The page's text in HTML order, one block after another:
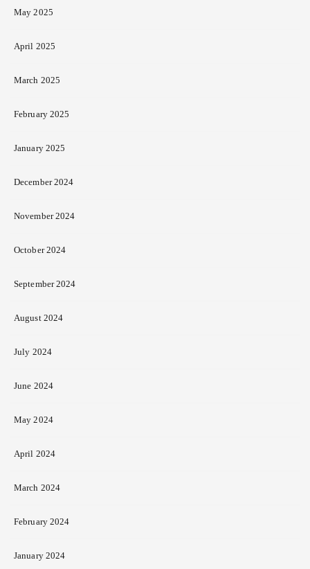
May 2025
April 2025
March 2025
February 2025
January 2025
December 2024
November 2024
October 2024
September 2024
August 2024
July 2024
June 2024
May 2024
April 2024
March 2024
February 2024
January 2024